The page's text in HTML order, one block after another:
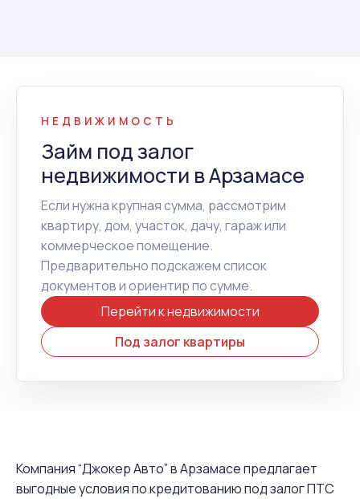
НЕДВИЖИМОСТЬ
Займ под залог
недвижимости в Арзамасе
Если нужна крупная сумма, рассмотрим
квартиру, дом, участок, дачу, гараж или
коммерческое помещение.
Предварительно подскажем список
документов и ориентир по сумме.
Перейти к недвижимости
Под залог квартиры
Компания “Джокер Авто” в Арзамасе предлагает
выгодные условия по кредитованию под залог ПТС